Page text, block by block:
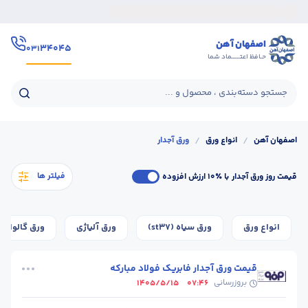
اصفهان آهن
حـافظ اعتــــــماد شما
۳۴۰۴۵۰۳۱
جستجو دسته‌بندی ، محصول و ...
اصفهان آهن / انواع ورق / ورق آجدار
فیلتر ها قیمت روز ورق آجدار با ٪۱۰ ارزش افزوده
انواع ورق ورق سیاه (st37) ورق آلیاژی ورق
قیمت ورق آجدار فابریک فولاد مبارکه
بروزرسانی 07:46
1405/5/15